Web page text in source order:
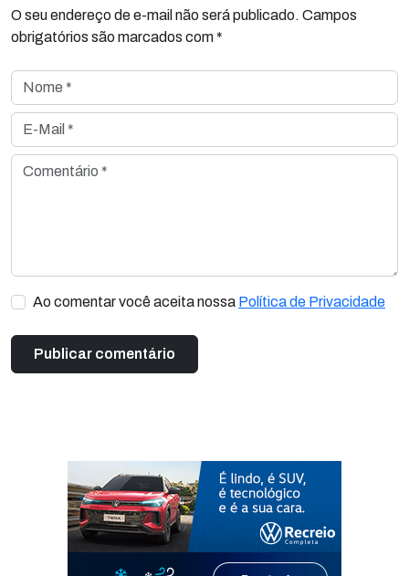
O seu endereço de e-mail não será publicado. Campos
obrigatórios são marcados com *
Nome *
E-Mail *
Comentário *
Ao comentar você aceita nossa Política de Privacidade